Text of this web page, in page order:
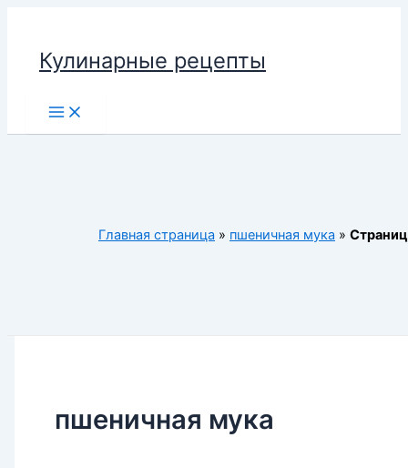
содержимому
Кулинарные рецепты
Main
Menu
Главная страница » пшеничная мука »
пшеничная мука